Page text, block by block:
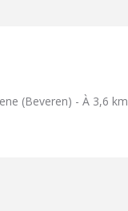
(Beveren) - À 3,6 km